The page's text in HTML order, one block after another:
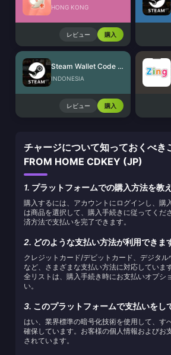
HONG KONG
レビュー 購入
Steam Wallet Code (IDR)
INDONESIA
レビュー 購入
チャージについて知っておくべき
FROM HOME CDKEY (JP)
1. プラットフォームでの購入方法を教
購入するには、アカウントにログインし、購
は商品を選択して、購入手続きに従ってくだ
済方法で支払いを完了できます。
2. どのような支払い方法が利用できま
クレジットカード/デビットカード、デジタ
など、さまざまな支払い方法に対応していま
全リストは、購入手続き時にお支払いオプシ
い。
3. このプラットフォームで支払いをし
はい、業界標準の暗号化技術を使用して、す
確保しています。お客様の個人情報およびお
されています。